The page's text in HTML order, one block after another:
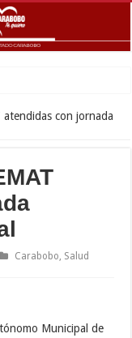
atendidas con jornada
Carabobo Salud
Municipal de